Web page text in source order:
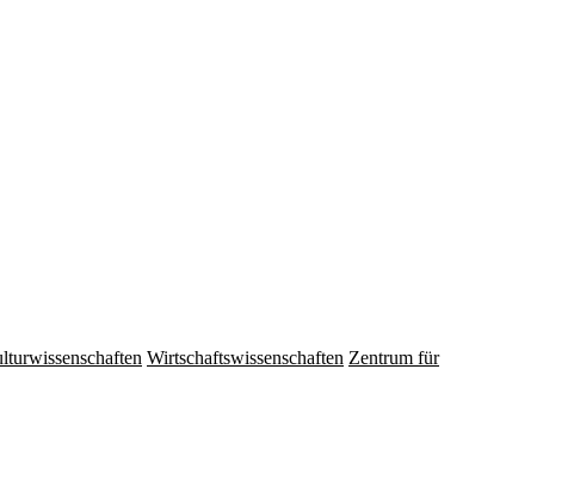
Wirtschaftswissenschaften Zentrum für